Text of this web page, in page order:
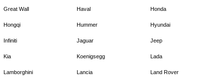
Great Wall Haval Honda
Hongqi Hummer Hyundai
Infiniti Jaguar Jeep
Kia Koenigsegg Lada
Lamborghini Lancia Land Rover